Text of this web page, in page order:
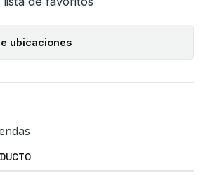
ubicaciones